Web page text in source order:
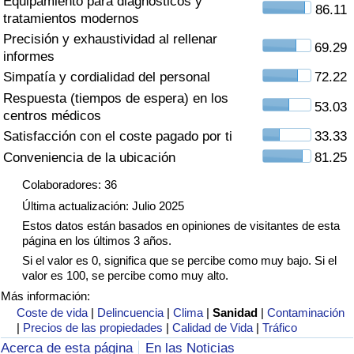
tratamientos modernos
86.11
Precisión y exhaustividad al rellenar
informes
69.29
Simpatía y cordialidad del personal
72.22
Respuesta (tiempos de espera) en los
centros médicos
53.03
Satisfacción con el coste pagado por ti
33.33
Conveniencia de la ubicación
81.25
Colaboradores: 36
Última actualización: Julio 2025
Estos datos están basados en opiniones de visitantes de esta
página en los últimos 3 años.
Si el valor es 0, significa que se percibe como muy bajo. Si el
valor es 100, se percibe como muy alto.
Más información:
Coste de vida | Delincuencia |Clima |Sanidad |Contaminación
| Precios de las propiedades |Calidad de Vida |Tráfico
Acerca de esta página En las Noticias
Índice de criminalidad por país
Sanidad
Índice de Sanidad (Actual)
Índice de Sanidad
Contaminación
Índice de Contaminación (Actual)
Índice de contaminación
Índice de Contaminación por País